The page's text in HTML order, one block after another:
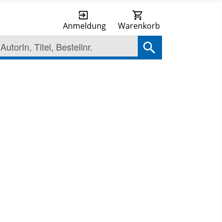
Anmeldung Warenkorb